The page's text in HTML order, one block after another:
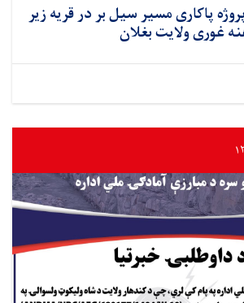
پاکاری مسیر سیل بر در قریه زیر
غوری ولایت بغلان